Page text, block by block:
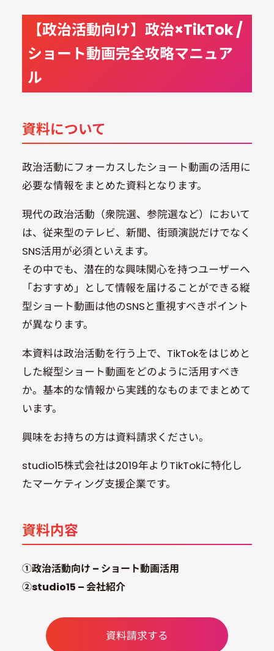
【政治活動向け】政治×TikTok /
ショート動画完全攻略マニュア
ル
資料について
政治活動にフォーカスしたショート動画の活用に
必要な情報をまとめた資料となります。
現代の政治活動（衆院選、参院選など）において
は、従来型のテレビ、新聞、街頭演説だけでなく
SNS活用が必須といえます。
その中でも、潜在的な興味関心を持つユーザーへ
「おすすめ」として情報を届けることができる縦
型ショート動画は他のSNSと重視すべきポイント
が異なります。
本資料は政治活動を行う上で、TikTokをはじめと
した縦型ショート動画をどのように活用すべき
か。基本的な情報から実践的なものまでまとめて
います。
興味をお持ちの方は資料請求ください。
studio15株式会社は2019年よりTikTokに特化し
たマーケティング支援企業です。
資料内容
①政治活動向け – ショート動画活用
②studio15 – 会社紹介
資料請求する